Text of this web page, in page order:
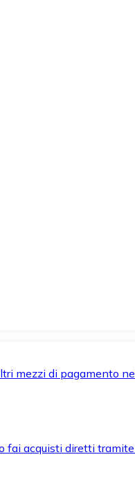
mezzi di pagamento
acquisti diretti